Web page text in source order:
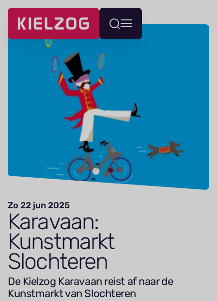
Navigatie
overslaan
Wissel
menu
Zo 22 jun 2025
Karavaan:
Kunstmarkt
Slochteren
De Kielzog Karavaan reist af naar de
Kunstmarkt van Slochteren